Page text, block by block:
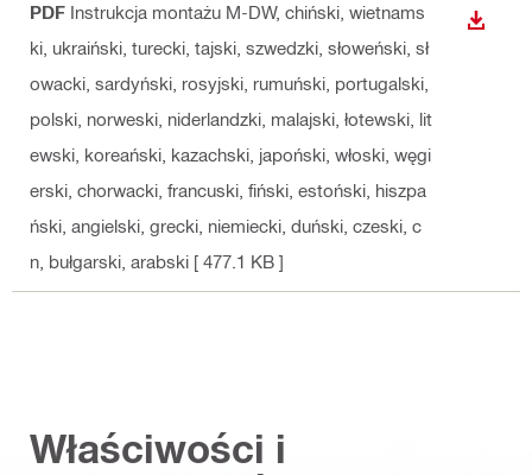
PDF Instrukcja montażu M-DW, chiński, wietnams
ki, ukraiński, turecki, tajski, szwedzki, słoweński, sł
owacki, sardyński, rosyjski, rumuński, portugalski,
polski, norweski, niderlandzki, malajski, łotewski, lit
ewski, koreański, kazachski, japoński, włoski, węgi
erski, chorwacki, francuski, fiński, estoński, hiszpa
ński, angielski, grecki, niemiecki, duński, czeski, c
n, bułgarski, arabski [ 477.1 KB ]
Właściwości i